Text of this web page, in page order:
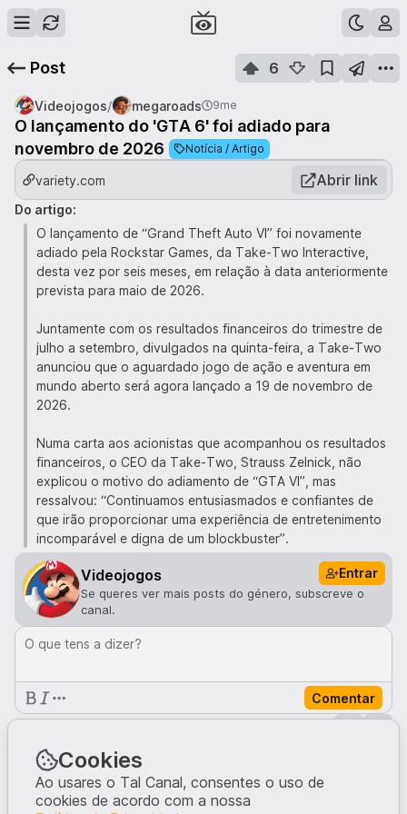
Post 6
Videojogos/ megaroads 9me
O lançamento do 'GTA 6' foi adiado para
novembro de 2026
Notícia / Artigo
variety.com Abrir link
Do artigo:
O lançamento de “Grand Theft Auto VI” foi novamente
adiado pela Rockstar Games, da Take-Two Interactive,
desta vez por seis meses, em relação à data anteriormente
prevista para maio de 2026.
Juntamente com os resultados financeiros do trimestre de
julho a setembro, divulgados na quinta-feira, a Take-Two
anunciou que o aguardado jogo de ação e aventura em
mundo aberto será agora lançado a 19 de novembro de
2026.
Numa carta aos acionistas que acompanhou os resultados
financeiros, o CEO da Take-Two, Strauss Zelnick, não
explicou o motivo do adiamento de “GTA VI”, mas
ressalvou: “Continuamos entusiasmados e confiantes de
que irão proporcionar uma experiência de entretenimento
incomparável e digna de um blockbuster”.
Videojogos Entrar
Se queres ver mais posts do género, subscreve o
canal.
O que tens a dizer?
Comentar
OlheQueNaoSotor
Não sei se a Rockstar se pronunciou que nos bastidores as
coisasnão estão muito boas, e se terá tudo algum impacto
nesta decisão.
Cookies
Ao usares o Tal Canal, consentes o uso de
cookies de acordo com a nossa